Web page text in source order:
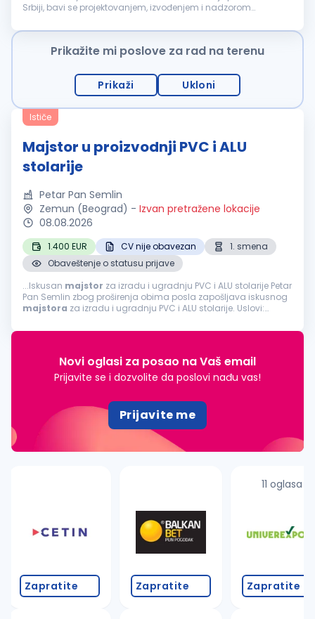
Srbiji, bavi se projektovanjem, izvođenjem i nadzorom
u radu...
Prikažite mi poslove za rad na terenu
Prikaži Ukloni
Ističe
Majstor u proizvodnji PVC i ALU
stolarije
Petar Pan Semlin
Zemun (Beograd) - Izvan pretražene lokacije
08.08.2026
1.400 EUR CV nije obavezan
1. smena
Obaveštenje o statusu prijave
...Iskusan majstor za izradu i ugradnju PVC i ALU stolarije Petar
Pan Semlin zbog proširenja obima posla zapošljava iskusnog
majstora za izradu i ugradnju PVC i ALU stolarije. Uslovi:
stolarije...
Novi oglasi za posao na Vaš email
Prijavite se i dozvolite da poslovi nađu vas!
Prijavite me
Zapratite Zapratite
11 oglasa
Zapratite